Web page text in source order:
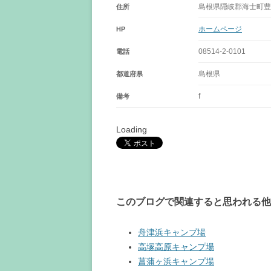
住所 島根県隠岐郡海士町
HP ホームページ
電話 08514-2-0101
都道府県 島根県
備考 f
Loading
このブログで関連すると思われる
舟津浜キャンプ場
高塚高原キャンプ場
菖蒲ヶ浜キャンプ場